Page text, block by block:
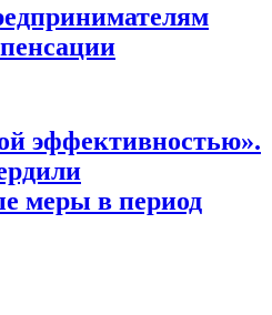
эффективностью».
меры в период